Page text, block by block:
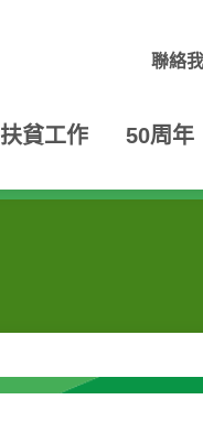
聯絡
扶貧工作 50周年